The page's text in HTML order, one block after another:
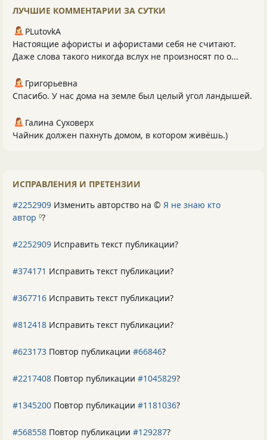
ЛУЧШИЕ КОММЕНТАРИИ ЗА СУТКИ
PLutоvkА
Настоящие афористы и афористами себя не считают.
Даже слова такого никогда вслух не произносят по о...
Григорьевна
Спасибо. У нас дома на земле был целый угол ландышей.
Галина Суховерх
Чайник должен пахнуть домом, в котором живёшь.)
ИСПРАВЛЕНИЯ И ПРЕТЕНЗИИ
#2252909 Изменить авторство на © Я не знаю кто
автор 0?
#2252909 Исправить текст публикации?
#374171 Исправить текст публикации?
#367716 Исправить текст публикации?
#812418 Исправить текст публикации?
#623173 Повтор публикации #66846?
#2217408 Повтор публикации #1045829?
#1345200 Повтор публикации #1181036?
#568558 Повтор публикации #129287?